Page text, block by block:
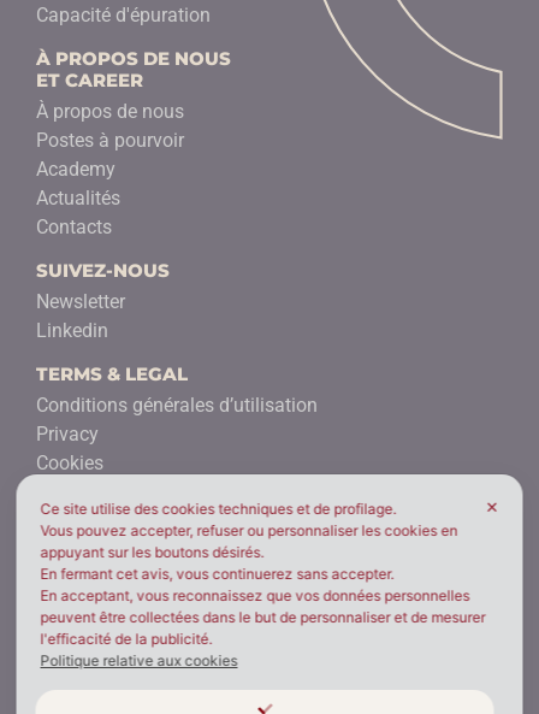
Capacité d'épuration
À PROPOS DE NOUS
ET CAREER
À propos de nous
Postes à pourvoir
Academy
Actualités
Contacts
SUIVEZ-NOUS
Newsletter
Linkedin
TERMS & LEGAL
Conditions générales d’utilisation
Privacy
Cookies
Health safety policy
Report management
Gender equality policy
Uni/PdR 125 signal form
DES PLACES
✕
Ce site utilise des cookies techniques et de profilage.
Vous pouvez accepter, refuser ou personnaliser les cookies en
appuyant sur les boutons désirés.
En fermant cet avis, vous continuerez sans accepter.
En acceptant, vous reconnaissez que vos données personnelles
peuvent être collectées dans le but de personnaliser et de mesurer
l'efficacité de la publicité.
Politique relative aux cookies